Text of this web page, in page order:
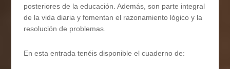
posteriores de la educación. Además, son parte integral
de la vida diaria y fomentan el razonamiento lógico y la
resolución de problemas.
En esta entrada tenéis disponible el cuaderno de: